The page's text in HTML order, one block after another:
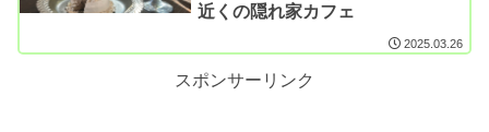
近くの隠れ家カフェ
2025.03.26
スポンサーリンク